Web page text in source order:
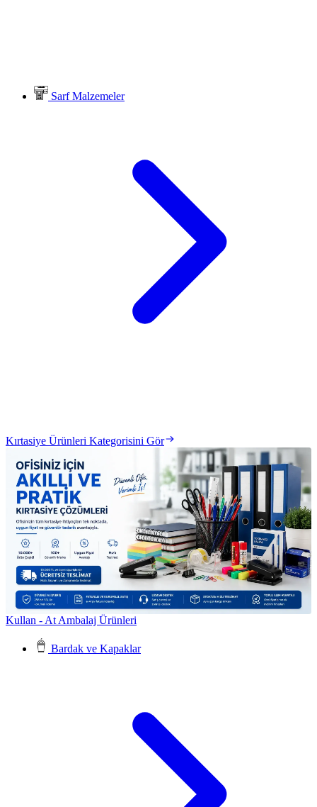
Sarf Malzemeler
Kırtasiye Ürünleri Kategorisini Gör
Kullan - At Ambalaj Ürünleri
Bardak ve Kapaklar